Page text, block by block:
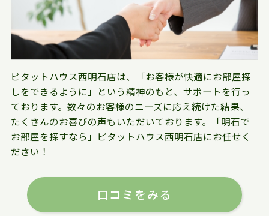
ピタットハウス西明石店は、「お客様が快適にお部屋探
しをできるように」という精神のもと、サポートを行っ
ております。数々のお客様のニーズに応え続けた結果、
たくさんのお喜びの声もいただいております。「明石で
お部屋を探すなら」ピタットハウス西明石店にお任せく
ださい！
口コミをみる